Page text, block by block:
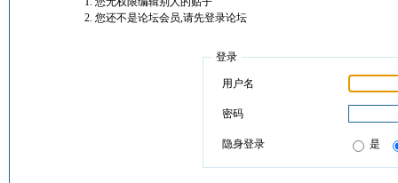
您还不是论坛会员,请先登录论坛
登录
用户名
密码
隐身登录 是